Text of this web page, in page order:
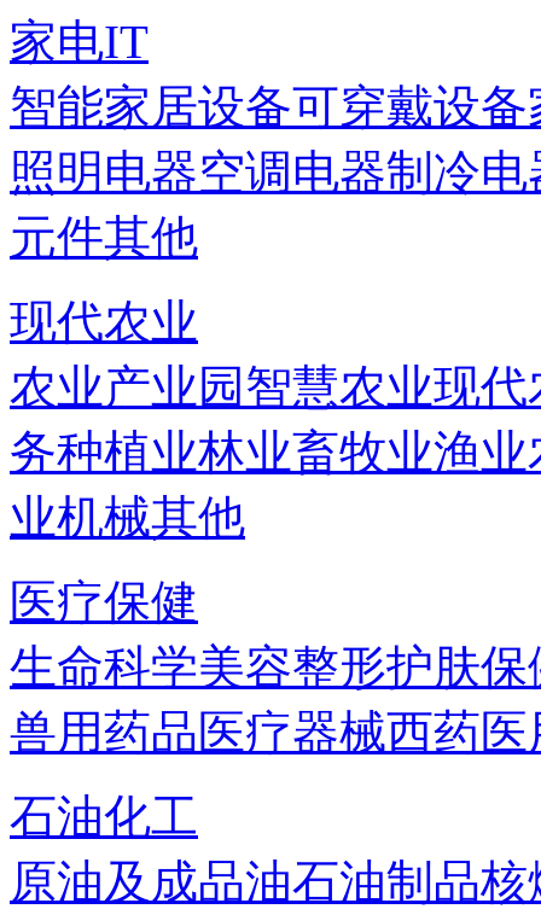
家电IT
智能家居设备可穿戴设备
照明电器空调电器制冷电
元件其他
现代农业
农业产业园智慧农业现代
务种植业林业畜牧业渔业
业机械其他
医疗保健
生命科学美容整形护肤保
兽用药品医疗器械西药
石油化工
原油及成品油石油制品核